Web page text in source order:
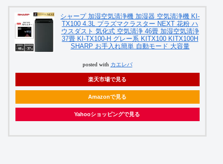
シャープ 加湿空気清浄機 加湿器 空気清浄機 KI-
TX100 4.3L プラズマクラスター NEXT 花粉 ハ
ウスダスト 気化式 空気清浄 46畳 加湿空気清浄
37畳 KI-TX100-H グレー系 KITX100 KITX100H
SHARP お手入れ簡単 自動モード 大容量
posted with カエレバ
楽天市場で見る
Amazonで見る
Yahooショッピングで見る